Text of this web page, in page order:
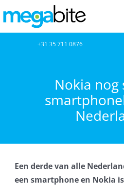
naar
inhoud
Netwerkbeheer
VOIP
+31 35 711 0876
Nokia nog
Een derde van alle
een smartphone en Nokia